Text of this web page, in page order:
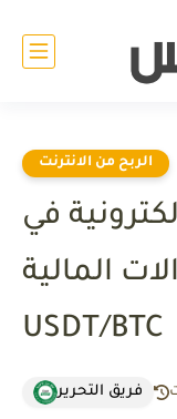
الربح من الانترنت
في
المالية
USDT/BTC
فريق التحرير